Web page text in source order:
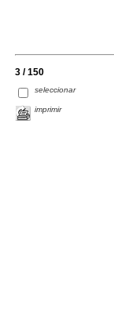
3 / 150
seleccionar
imprimir